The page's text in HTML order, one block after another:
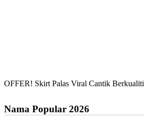
OFFER! Skirt Palas Viral Cantik Berkualiti
Nama Popular 2026